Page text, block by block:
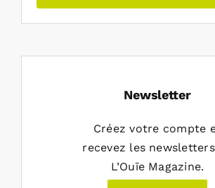
Newsletter
Créez votre compte
recevez les
L’Ouïe Magazine.